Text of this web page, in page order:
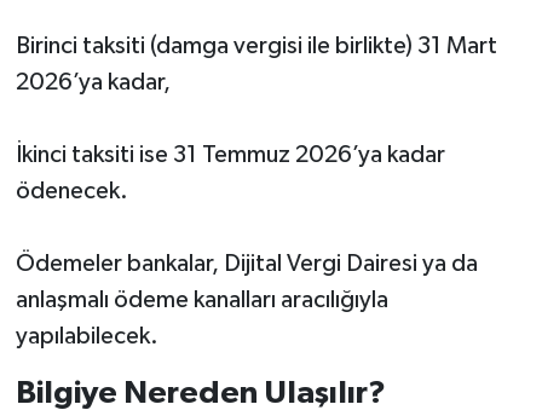
Birinci taksiti (damga vergisi ile birlikte) 31 Mart
2026’ya kadar,
İkinci taksiti ise 31 Temmuz 2026’ya kadar
ödenecek.
Ödemeler bankalar, Dijital Vergi Dairesi ya da
anlaşmalı ödeme kanalları aracılığıyla
yapılabilecek.
Bilgiye Nereden Ulaşılır?